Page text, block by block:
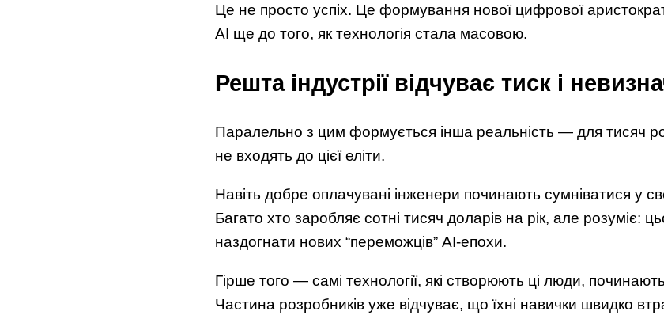
Це не просто успіх. Це формування нової цифрової
AI ще до того, як технологія стала масовою.
Решта індустрії відчуває тиск і
Паралельно з цим формується інша реальність — для тисяч
не входять до цієї еліти.
Навіть добре оплачувані інженери починають сумніватися у
Багато хто заробляє сотні тисяч доларів на рік, але розуміє:
наздогнати нових “переможців” AI-епохи.
Гірше того — самі технології, які створюють ці люди, починають
Частина розробників уже відчуває, що їхні навички швидко